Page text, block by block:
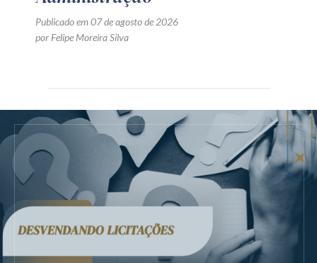
Publicado em 07 de agosto de 2026
por Felipe Moreira Silva